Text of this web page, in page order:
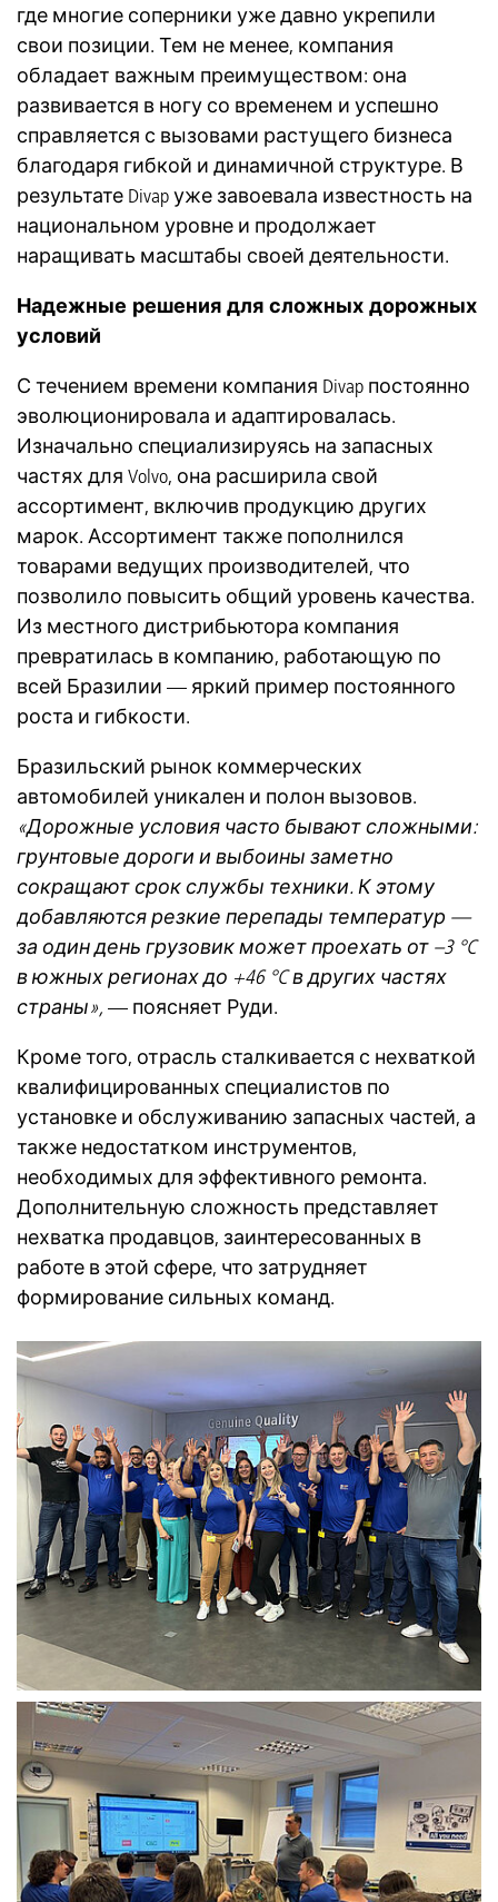
где многие соперники уже давно укрепили
свои позиции. Тем не менее, компания
обладает важным преимуществом: она
развивается в ногу со временем и успешно
справляется с вызовами растущего бизнеса
благодаря гибкой и динамичной структуре. В
результате Divap уже завоевала известность на
национальном уровне и продолжает
наращивать масштабы своей деятельности.
Надежные решения для сложных дорожных
условий
С течением времени компания Divap постоянно
эволюционировала и адаптировалась.
Изначально специализируясь на запасных
частях для Volvo, она расширила свой
ассортимент, включив продукцию других
марок. Ассортимент также пополнился
товарами ведущих производителей, что
позволило повысить общий уровень качества.
Из местного дистрибьютора компания
превратилась в компанию, работающую по
всей Бразилии — яркий пример постоянного
роста и гибкости.
Бразильский рынок коммерческих
автомобилей уникален и полон вызовов.
«Дорожные условия часто бывают сложными:
грунтовые дороги и выбоины заметно
сокращают срок службы техники. К этому
добавляются резкие перепады температур —
за один день грузовик может проехать от –3 °C
в южных регионах до +46 °C в других частях
страны», — поясняет Руди.
Кроме того, отрасль сталкивается с нехваткой
квалифицированных специалистов по
установке и обслуживанию запасных частей, а
также недостатком инструментов,
необходимых для эффективного ремонта.
Дополнительную сложность представляет
нехватка продавцов, заинтересованных в
работе в этой сфере, что затрудняет
формирование сильных команд.